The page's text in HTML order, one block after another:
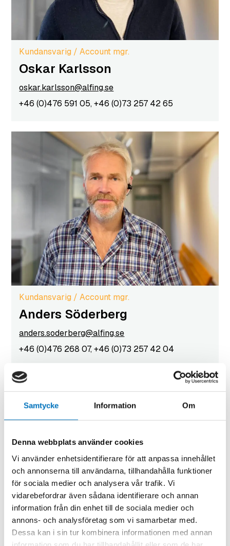
Samtycke Information Om
Denna webbplats använder cookies
Vi använder enhetsidentifierare för att anpassa innehållet
och annonserna till användarna, tillhandahålla funktioner
för sociala medier och analysera vår trafik. Vi
vidarebefordrar även sådana identifierare och annan
information från din enhet till de sociala medier och
annons- och analysföretag som vi samarbetar med.
Dessa kan i sin tur kombinera informationen med annan
Kundansvarig / Account mgr.
Oskar Karlsson
oskar.karlsson@alfing.se
+46 (0)476 591 05, +46 (0)73 257 42 65
Kundansvarig / Account mgr.
Anders Söderberg
anders.soderberg@alfing.se
+46 (0)476 268 07, +46 (0)73 257 42 04
Supply Chain mgr.